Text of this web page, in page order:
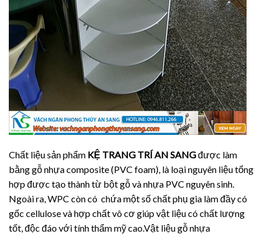
Chất liệu sản phẩm KỆ TRANG TRÍ AN SANGđược làm
bằng gỗ nhựa composite (PVC foam), là loại nguyên liệu tổng
hợp được tạo thành từ bột gỗ và nhựa PVC nguyên sinh.
Ngoài ra, WPC còn có chứa một số chất phụ gia làm đầy có
gốc cellulose và hợp chất vô cơ giúp vật liệu có chất lượng
tốt, độc đáo với tính thẩm mỹ cao.Vật liệu gỗ nhựa